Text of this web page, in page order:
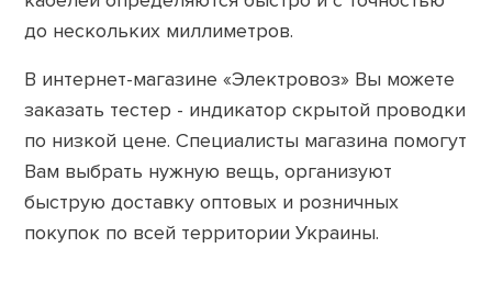
до нескольких миллиметров.
В интернет-магазине «Электровоз» Вы можете
заказать тестер - индикатор скрытой проводки
по низкой цене. Специалисты магазина помогут
Вам выбрать нужную вещь, организуют
быструю доставку оптовых и розничных
покупок по всей территории Украины.